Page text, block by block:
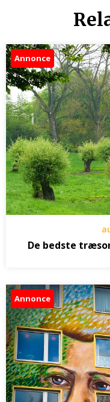
Annonce
De bedste
Annonce